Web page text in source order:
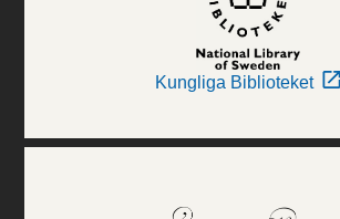
Kungliga Biblioteket